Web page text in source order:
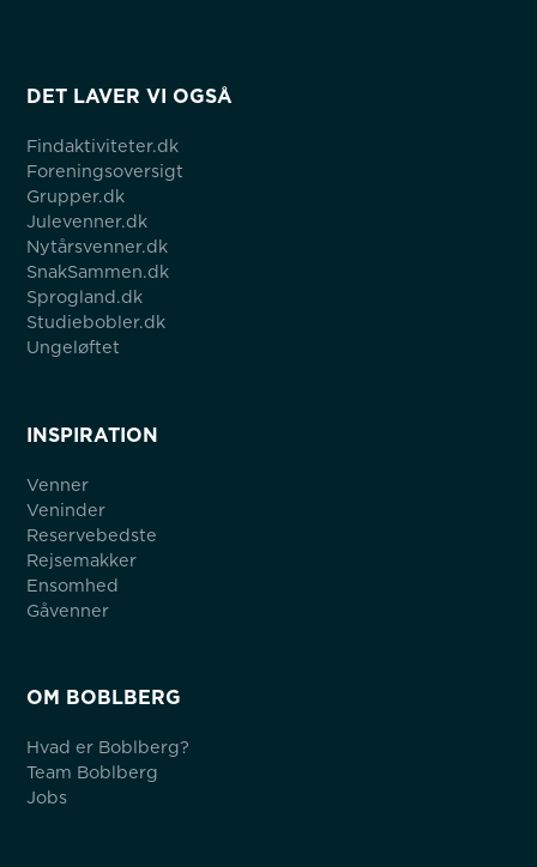
DET LAVER VI OGSÅ
Findaktiviteter.dk
Foreningsoversigt
Grupper.dk
Julevenner.dk
Nytårsvenner.dk
SnakSammen.dk
Sprogland.dk
Studiebobler.dk
Ungeløftet
INSPIRATION
Venner
Veninder
Reservebedste
Rejsemakker
Ensomhed
Gåvenner
OM BOBLBERG
Hvad er Boblberg?
Team Boblberg
Jobs